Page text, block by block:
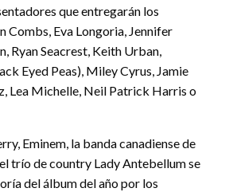
que entregarán los
Combs, Eva Longoria, Jennifer
Ryan Seacrest, Keith Urban,
Eyed Peas), Miley Cyrus, Jamie
Lea Michelle, Neil Patrick Harris o
Eminem, la banda canadiense de
trío de country Lady Antebellum se
del álbum del año por los